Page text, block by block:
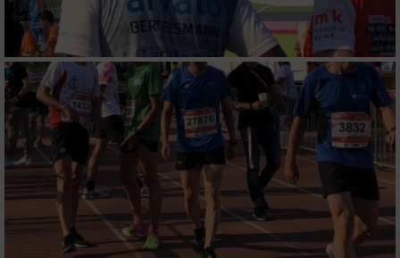
Messung der Werbeleistung
Messung der Performance von Inhalten
Analyse von Zielgruppen durch Statistiken
oder Kombinationen von Daten aus
verschiedenen Quellen
Entwicklung und Verbesserung der Angebote
Verwendung reduzierter Daten zur Auswahl
von Inhalten